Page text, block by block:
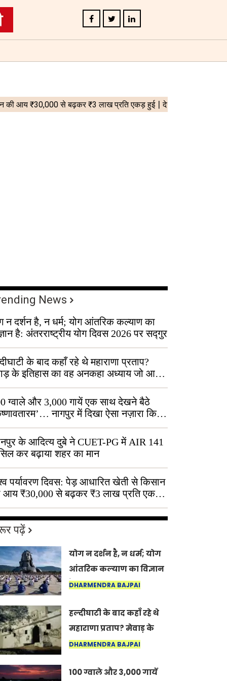
News
न दर्शन है, न धर्म; योग आंतरिक कल्याण का
है: अंतरराष्ट्रीय योग दिवस 2026 पर सद्गुर
के बाद कहाँ रहे थे महाराणा प्रताप?
के इतिहास का वह अनकहा अध्याय जो आज
में जीवित है
ग्वाले और 3,000 गायें एक साथ देखने बैठे
नागपुर में दिखा ऐसा नज़ारा कि
बोले, “ऐसा तो सिर्फ़ कृष्ण ही कर सकते हैं”
के आदित्य दुबे ने CUET-PG में AIR 141
कर बढ़ाया शहर का मान
पर्यावरण दिवस: पेड़ आधारित खेती से किसान
आय ₹30,000 से बढ़कर ₹3 लाख प्रति एकड़
पढ़ें
योग न दर्शन है, न धर्म; योग
आंतरिक कल्याण का विज्ञान
है: अंतरराष्ट्रीय योग दिवस
DHARMENDRA BAJPAI
हल्दीघाटी के बाद कहाँ रहे थे
महाराणा प्रताप? मेवाड़ के
इतिहास का वह अनकहा
में जीवित है
DHARMENDRA BAJPAI
100 ग्वाले और 3,000 गायें